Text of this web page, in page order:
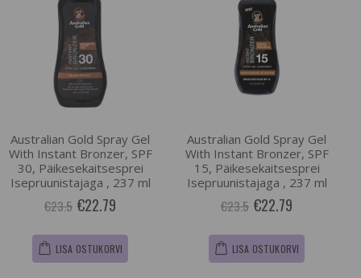
Australian Gold Spray Gel
With Instant Bronzer, SPF
30, Päikesekaitsesprei
Isepruunistajaga , 237 ml
€23.5 €22.79
LISA OSTUKORVI
Australian Gold Spray Gel
With Instant Bronzer, SPF
15, Päikesekaitsesprei
Isepruunistajaga , 237 ml
€23.5 €22.79
LISA OSTUKORVI